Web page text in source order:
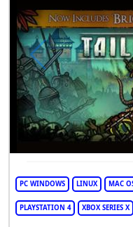
PC WINDOWS LINUX MAC
PLAYSTATION 4 XBOX SERIES X